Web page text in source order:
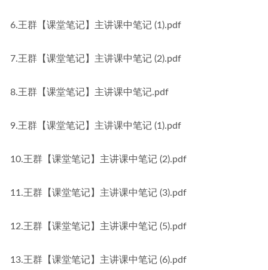
6.王群【课堂笔记】主讲课中笔记 (1).pdf
7.王群【课堂笔记】主讲课中笔记 (2).pdf
8.王群【课堂笔记】主讲课中笔记.pdf
9.王群【课堂笔记】主讲课中笔记 (1).pdf
10.王群【课堂笔记】主讲课中笔记 (2).pdf
11.王群【课堂笔记】主讲课中笔记 (3).pdf
12.王群【课堂笔记】主讲课中笔记 (5).pdf
13.王群【课堂笔记】主讲课中笔记 (6).pdf